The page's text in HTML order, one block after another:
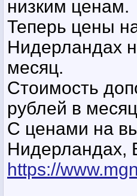
низким ценам.
Теперь цены
Нидерландах
месяц.
Стоимость
рублей в
С ценами на
Нидерландах,
https://